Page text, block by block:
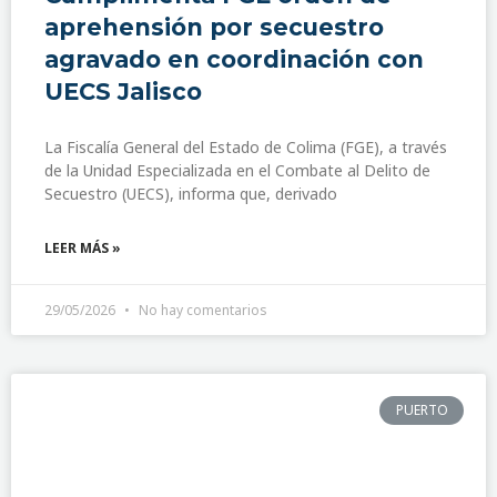
aprehensión por secuestro
agravado en coordinación con
UECS Jalisco
La Fiscalía General del Estado de Colima (FGE), a través
de la Unidad Especializada en el Combate al Delito de
Secuestro (UECS), informa que, derivado
LEER MÁS »
29/05/2026 No hay comentarios
PUERTO